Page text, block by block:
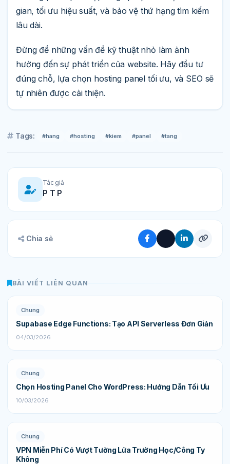
gian, tối ưu hiệu suất, và bảo vệ thứ hạng tìm kiếm
lâu dài.
Đừng để những vấn đề kỹ thuật nhỏ làm ảnh
hưởng đến sự phát triển của website. Hãy đầu tư
đúng chỗ, lựa chọn hosting panel tối ưu, và SEO sẽ
tự nhiên được cải thiện.
Tags: #hang #hosting #kiem #panel #tang
Tác giả
P T P
Chia sẻ
BÀI VIẾT LIÊN QUAN
Chung
Supabase Edge Functions: Tạo API Serverless Đơn Giản
04/03/2026
Chung
Chọn Hosting Panel Cho WordPress: Hướng Dẫn Tối Ưu
10/03/2026
Chung
VPN Miễn Phí Có Vượt Tường Lửa Trường Học/Công Ty
Không